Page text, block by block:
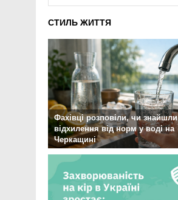
СТИЛЬ ЖИТТЯ
Фахівці розповіли, чи знайшли
відхилення від норм у воді на
Черкащині